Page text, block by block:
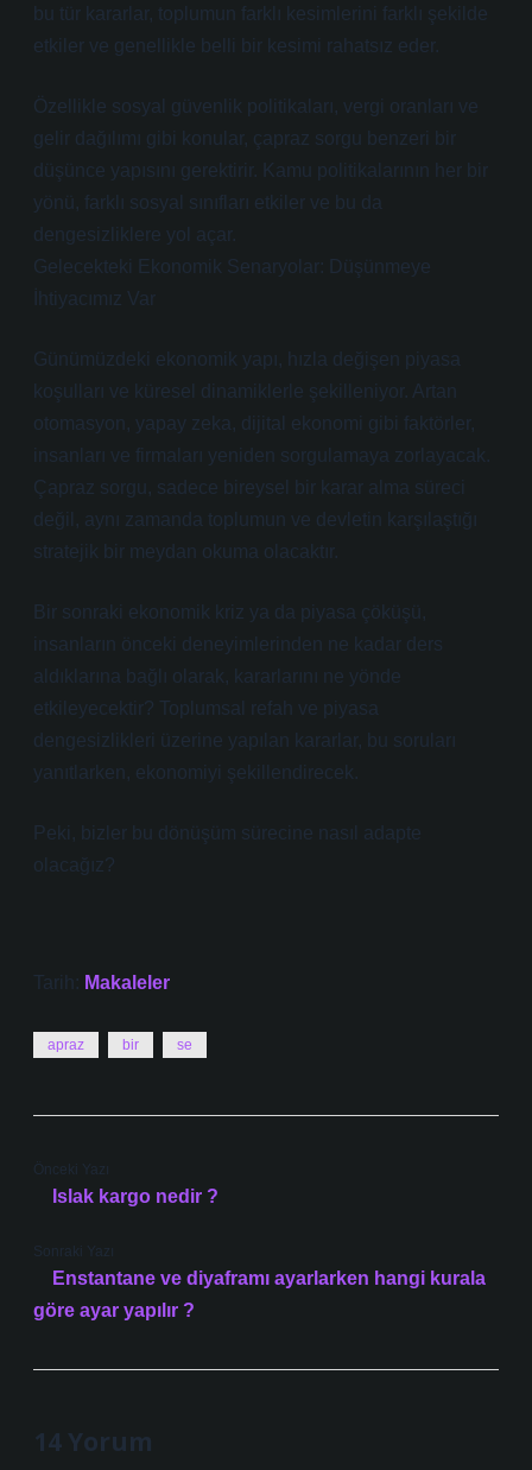
bu tür kararlar, toplumun farklı kesimlerini farklı şekilde
etkiler ve genellikle belli bir kesimi rahatsız eder.
Özellikle sosyal güvenlik politikaları, vergi oranları ve
gelir dağılımı gibi konular, çapraz sorgu benzeri bir
düşünce yapısını gerektirir. Kamu politikalarının her bir
yönü, farklı sosyal sınıfları etkiler ve bu da
dengesizliklere yol açar.
Gelecekteki Ekonomik Senaryolar: Düşünmeye
İhtiyacımız Var
Günümüzdeki ekonomik yapı, hızla değişen piyasa
koşulları ve küresel dinamiklerle şekilleniyor. Artan
otomasyon, yapay zeka, dijital ekonomi gibi faktörler,
insanları ve firmaları yeniden sorgulamaya zorlayacak.
Çapraz sorgu, sadece bireysel bir karar alma süreci
değil, aynı zamanda toplumun ve devletin karşılaştığı
stratejik bir meydan okuma olacaktır.
Bir sonraki ekonomik kriz ya da piyasa çöküşü,
insanların önceki deneyimlerinden ne kadar ders
aldıklarına bağlı olarak, kararlarını ne yönde
etkileyecektir? Toplumsal refah ve piyasa
dengesizlikleri üzerine yapılan kararlar, bu soruları
yanıtlarken, ekonomiyi şekillendirecek.
Peki, bizler bu dönüşüm sürecine nasıl adapte
olacağız?
Tarih: Makaleler
apraz bir se
Önceki Yazı
Islak kargo nedir ?
Sonraki Yazı
Enstantane ve diyaframı ayarlarken hangi kurala
göre ayar yapılır ?
14 Yorum